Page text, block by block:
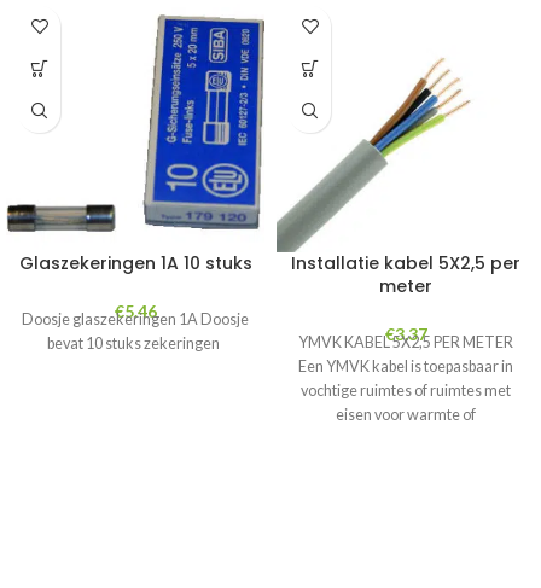
Glaszekeringen 1A 10 stuks
€5.46
Doosje glaszekeringen 1A Doosje
bevat 10 stuks zekeringen
Installatie kabel 5X2,5 per
meter
€3.37
YMVK KABEL 5X2,5 PER METER
Een YMVK kabel is toepasbaar in
vochtige ruimtes of ruimtes met
eisen voor warmte of